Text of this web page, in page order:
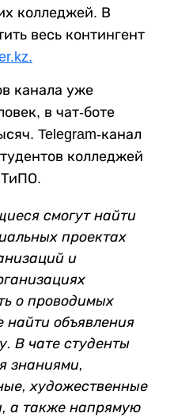
колледжей. В
весь контингент
канала уже
в чат-боте
Telegram-канал
колледжей
смогут найти
проектах
и
о проводимых
найти объявления
В чате студенты
знаниями,
художественные
а также напрямую